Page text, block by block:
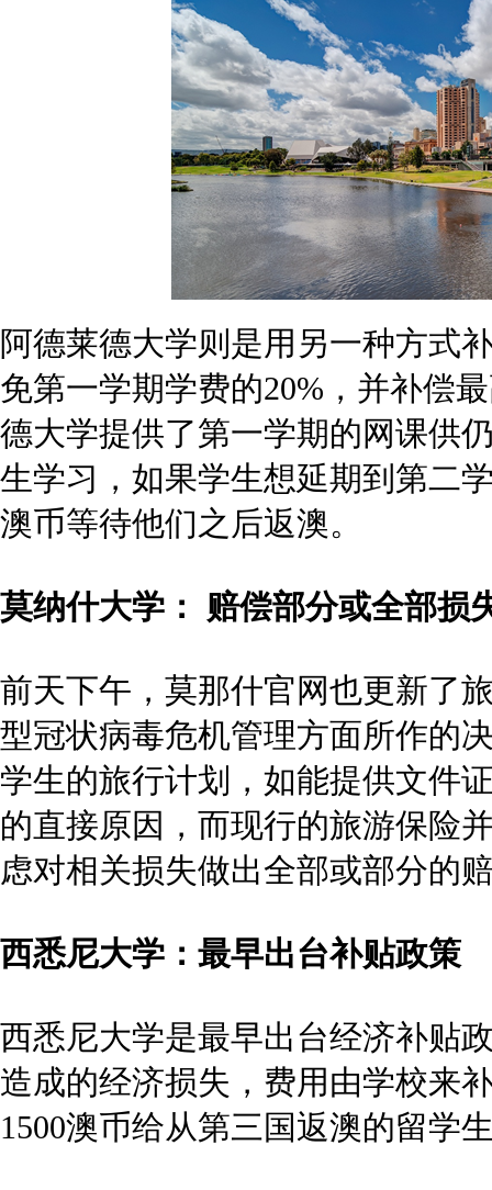
而且有消息称，内阁国家安全委员会将在本周开会时决定是否延长旅
国的11年级和12年级学生的禁令，当时政府表示将考虑在一周后对中
学校们能考虑到各种应对措施来帮助学生度过难关，也让人倍感暖心。
侨外澳洲移民：论抵御大规模疫情的能力，澳洲能排在第几？
下一篇：
澳洲投资移民重磅消息！疫情下，澳元带头降息创历史新低！
热门活动 Qiaowai activity
【深圳 7.31】2026大国移民路径私
时间：2026-07-31
地点：线下
预约
【深圳 7.24】赴“美”
时间：2026-07-24
地点：线下
预约
马耳他
土耳其
巴拿马
加拿大
匈牙利
爱尔兰
韩国
西班牙
新加坡
泰国
葡萄牙
圣基茨和尼维斯
中
塞